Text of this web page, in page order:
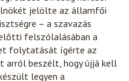
jelölte az államfői
– a szavazás
felszólalásában a
folytatását ígérte az
arról beszélt, hogy újjá kell
legyen a